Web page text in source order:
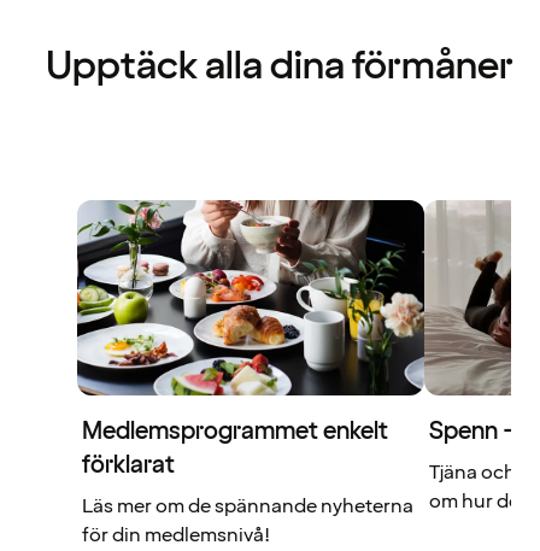
Upptäck alla dina förmåner
Medlemsprogrammet enkelt
förklarat
Läs mer om de spännande nyheterna
för din medlemsnivå!
Spenn –
Tjäna och
om hur det